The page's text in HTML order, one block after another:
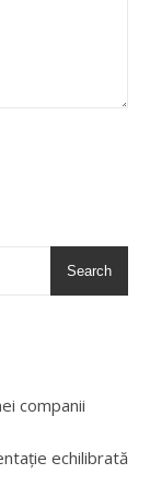
Search
companii
echilibrată